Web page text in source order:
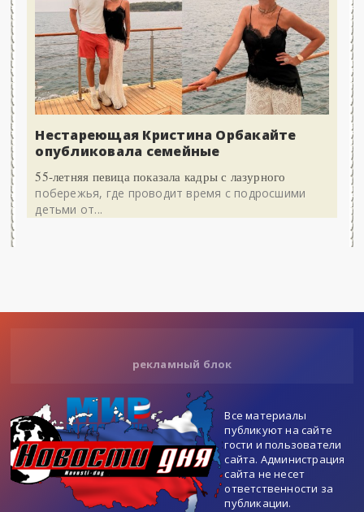
Нестареющая Кристина Орбакайте
опубликовала семейные
55-летняя певица показала кадры с лазурного
побережья, где проводит время с подросшими
детьми от...
рекламный блок
Все материалы
публикуют на сайте
гости и пользователи
сайта. Администрация
сайта не несет
ответственности за
публикации.